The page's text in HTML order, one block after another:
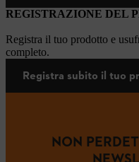
REGISTRAZIONE DEL
Registra il tuo prodotto e
completo.
Registra subito il tuo
NON